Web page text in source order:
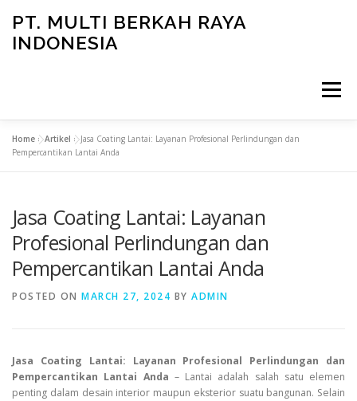
content
PT. MULTI BERKAH RAYA
INDONESIA
Menu
CONTACT
Home »Artikel »Jasa Coating Lantai: Layanan Profesional Perlindungan dan
Pempercantikan Lantai Anda
Jasa Coating Lantai: Layanan
Profesional Perlindungan dan
Pempercantikan Lantai Anda
POSTED ON MARCH 27, 2024 BY ADMIN
Jasa Coating Lantai: Layanan Profesional Perlindungan dan
Pempercantikan Lantai Anda – Lantai adalah salah satu elemen
penting dalam desain interior maupun eksterior suatu bangunan. Selain